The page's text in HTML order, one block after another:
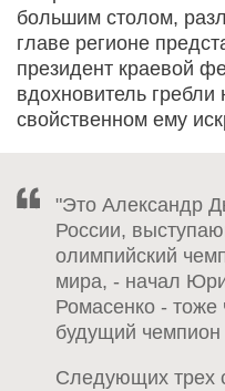
большим столом,
главе регионе
президент краевой
вдохновитель гребли
свойственном ему
"Это Александр
России,
олимпийский
мира, - начал
Ромасенко -
будущий
Следующих трех